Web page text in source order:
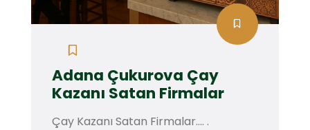
Adana Çukurova Çay
Kazanı Satan Firmalar
Çay Kazanı Satan Firmalar.... .